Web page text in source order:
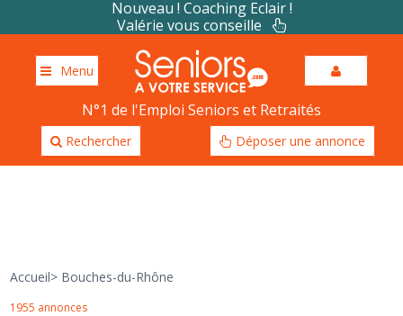
Nouveau ! Coaching Eclair !
Valérie vous conseille
Menu
N°1 de l'Emploi Seniors et Retraités
Rechercher Déposer une annonce
Accueil> Bouches-du-Rhône
1955 annonces